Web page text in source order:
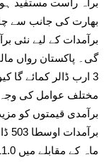
براہ راست مستفید
بھارت کی جانب سے
برآمدات کے لیے نئی
3 ارب ڈالر کمائے گا
مختلف عوامل کی
برآمدی قیمتوں کو